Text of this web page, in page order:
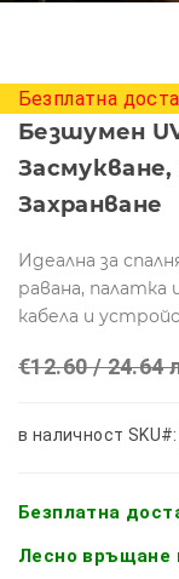
Безплатна
Безшумен
Захранване
Идеална за
равана,
кабела и
€12.60 / 24.64
в наличност
Безплатна
Лесно връщане